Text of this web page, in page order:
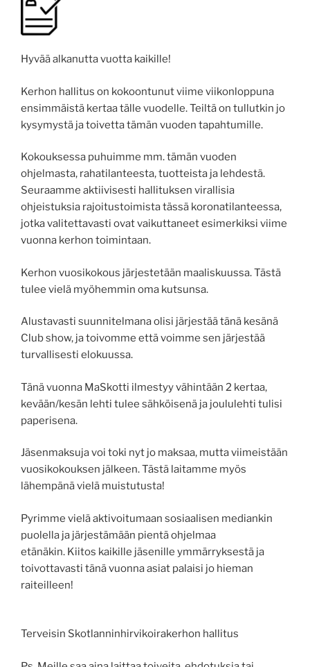
Hyvää alkanutta vuotta kaikille!
Kerhon hallitus on kokoontunut viime viikonloppuna
ensimmäistä kertaa tälle vuodelle. Teiltä on tullutkin jo
kysymystä ja toivetta tämän vuoden tapahtumille.
Kokouksessa puhuimme mm. tämän vuoden
ohjelmasta, rahatilanteesta, tuotteista ja lehdestä.
Seuraamme aktiivisesti hallituksen virallisia
ohjeistuksia rajoitustoimista tässä koronatilanteessa,
jotka valitettavasti ovat vaikuttaneet esimerkiksi viime
vuonna kerhon toimintaan.
Kerhon vuosikokous järjestetään maaliskuussa. Tästä
tulee vielä myöhemmin oma kutsunsa.
Alustavasti suunnitelmana olisi järjestää tänä kesänä
Club show, ja toivomme että voimme sen järjestää
turvallisesti elokuussa.
Tänä vuonna MaSkotti ilmestyy vähintään 2 kertaa,
kevään/kesän lehti tulee sähköisenä ja joululehti tulisi
paperisena.
Jäsenmaksuja voi toki nyt jo maksaa, mutta viimeistään
vuosikokouksen jälkeen. Tästä laitamme myös
lähempänä vielä muistutusta!
Pyrimme vielä aktivoitumaan sosiaalisen mediankin
puolella ja järjestämään pientä ohjelmaa
etänäkin. Kiitos kaikille jäsenille ymmärryksestä ja
toivottavasti tänä vuonna asiat palaisi jo hieman
raiteilleen!
Terveisin Skotlanninhirvikoirakerhon hallitus